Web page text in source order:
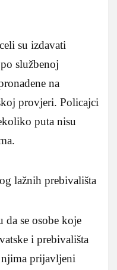
su izdavati
službenoj
na
provjeri. Policajci
puta nisu
lažnih prebivališta
da se osobe koje
i prebivališta
njima prijavljeni